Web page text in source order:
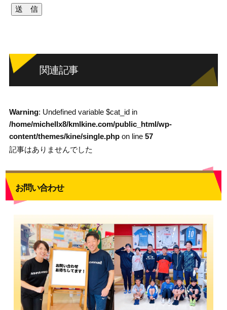
関連記事
Warning: Undefined variable $cat_id in
/home/michellx8/kmlkine.com/public_html/wp-
content/themes/kine/single.phpon line 57
記事はありませんでした
お問い合わせ